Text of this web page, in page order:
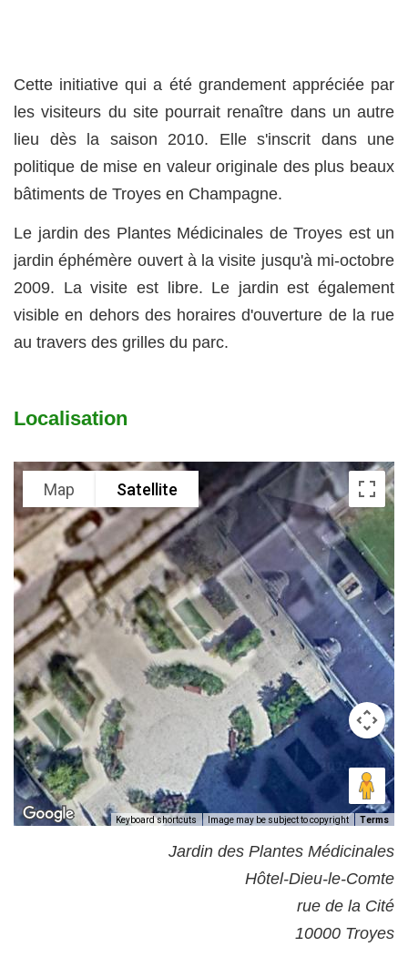
Cette initiative qui a été grandement appréciée par
les visiteurs du site pourrait renaître dans un autre
lieu dès la saison 2010. Elle s'inscrit dans une
politique de mise en valeur originale des plus beaux
bâtiments de Troyes en Champagne.
Le jardin des Plantes Médicinales de Troyes est un
jardin éphémère ouvert à la visite jusqu'à mi-octobre
2009. La visite est libre. Le jardin est également
visible en dehors des horaires d'ouverture de la rue
au travers des grilles du parc.
Localisation
Map Satellite
Keyboard shortcuts Image may be subject to copyright Terms
Jardin des Plantes Médicinales
Hôtel-Dieu-le-Comte
rue de la Cité
10000 Troyes